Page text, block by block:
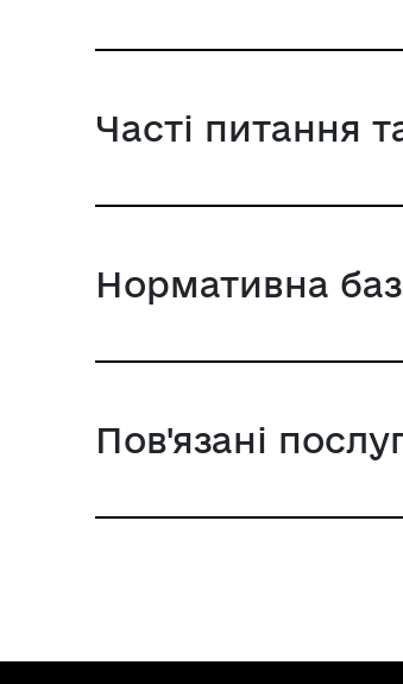
Часті питання
Нормативна
Пов'язані